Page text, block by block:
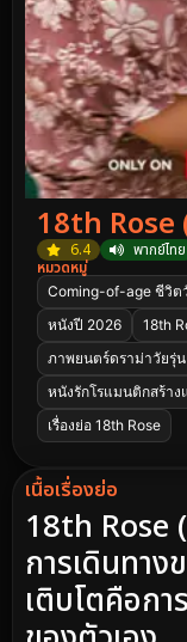
18th Rose
6.4 พากย์ไทย
หมวดหมู่
Coming-of-age ชีวิต
หนังปี 2026
18th
ภาพยนตร์ดราม่าวัยรุ่
หนังรักโรแมนติกสร้าง
เรื่องย่อ 18th Rose
เนื้อเรื่องย่อ
18th Rose
การเดินทาง
เติบโตคือกา